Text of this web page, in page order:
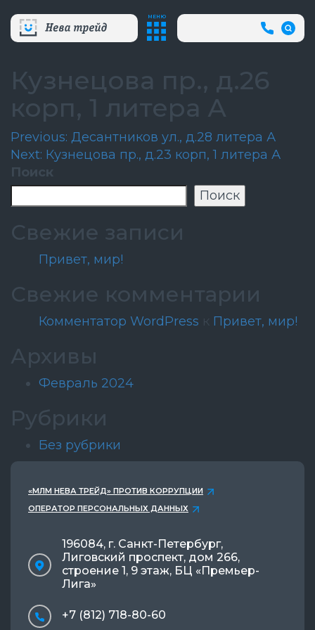
МЕНЮ
+7
(812)
Кузнецова пр., д.26
корп, 1 литера А
Навигация
по
записям
Previous: Десантников ул., д.28 литера А
Next: Кузнецова пр., д.23 корп, 1 литера А
Поиск
Поиск
Свежие записи
Привет, мир!
Свежие комментарии
Комментатор WordPress к Привет, мир!
Архивы
Февраль 2024
Рубрики
Без рубрики
«МЛМ НЕВА ТРЕЙД» ПРОТИВ КОРРУПЦИИ
ОПЕРАТОР ПЕРСОНАЛЬНЫХ ДАННЫХ
196084, г. Санкт-Петербург,
Лиговский проспект, дом 266,
строение 1, 9 этаж, БЦ «Премьер-
Лига»
+7 (812) 718-80-60